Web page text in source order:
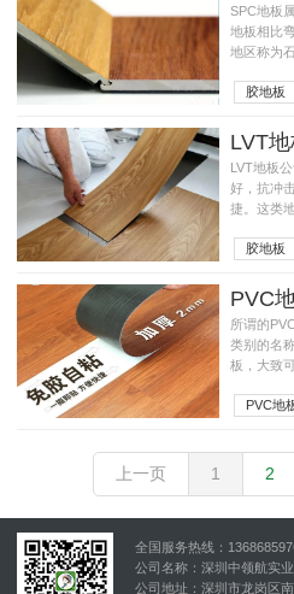
SPC地板
地板相比
地区称为石
胶地板
LVT地
LVT地板
好，抗冲
捷。这类
胶地板
PVC
所谓的
类别的名
板，大致可
PVC地
上一页 1 2
全国服务热线：
公司名称：深圳中领航实
公司地址：深圳市龙岗区